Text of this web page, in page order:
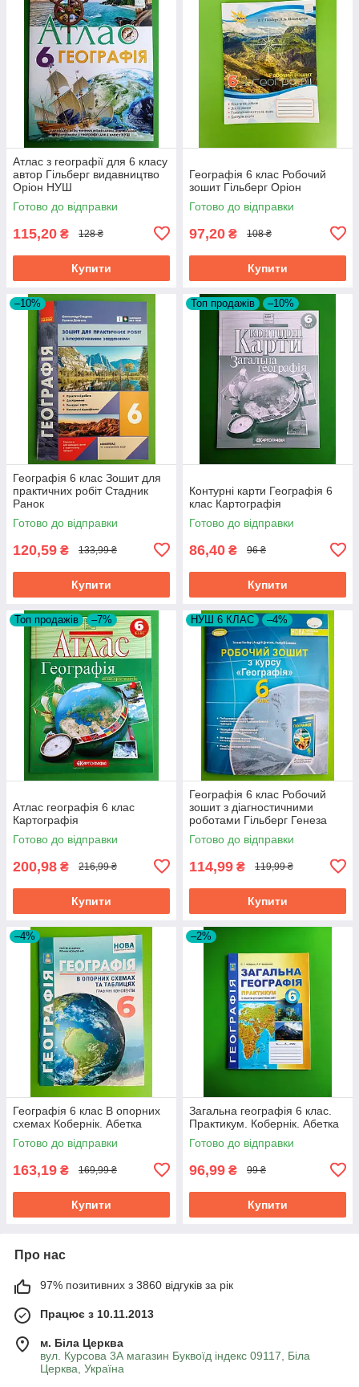
Атлас з географії для 6 класу
автор Гільберг видавництво
Оріон НУШ
Готово до відправки
115,20 ₴ 128 ₴
Купити
Географія 6 клас Робочий
зошит Гільберг Оріон
Готово до відправки
97,20 ₴ 108 ₴
Купити
–10%
Географія 6 клас Зошит для
практичних робіт Стадник
Ранок
Готово до відправки
120,59 ₴ 133,99 ₴
Купити
Топ продажів –10%
Контурні карти Географiя 6
клас Картографія
Готово до відправки
86,40 ₴ 96 ₴
Купити
Топ продажів –7%
Атлас географiя 6 клас
Картографія
Готово до відправки
200,98 ₴ 216,99 ₴
Купити
НУШ 6 КЛАС –4%
Географія 6 клас Робочий
зошит з діагностичними
роботами Гільберг Генеза
Готово до відправки
114,99 ₴ 119,99 ₴
Купити
–4%
Географія 6 клас В опорних
схемах Кобернік. Абетка
Готово до відправки
163,19 ₴ 169,99 ₴
Купити
–2%
Загальна географія 6 клас.
Практикум. Кобернік. Абетка
Готово до відправки
96,99 ₴ 99 ₴
Купити
Про нас
97% позитивних з 3860 відгуків за рік
Працює з 10.11.2013
м. Біла Церква
вул. Курсова 3А магазин Буквоїд індекс 09117, Біла
Церква, Україна